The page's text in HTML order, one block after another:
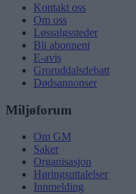
Kontakt oss
Om oss
Løssalgssteder
Bli abonnent
E-avis
Groruddalsdebatt
Dødsannonser
Miljøforum
Om GM
Saker
Organisasjon
Høringsuttalelser
Innmelding